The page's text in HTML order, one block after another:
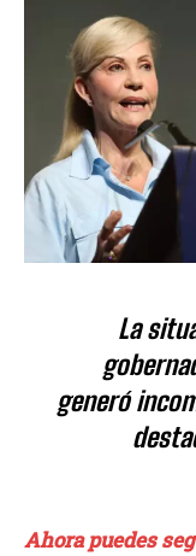
La
generó
Ahora puedes